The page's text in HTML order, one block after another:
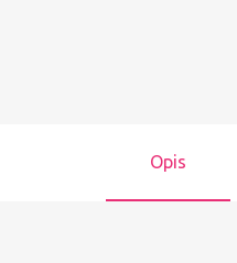
Opis